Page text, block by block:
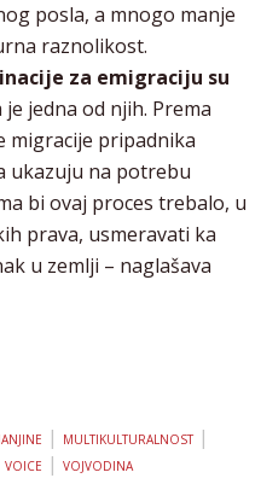
posla, a mnogo manje
raznolikost.
za emigraciju su
jedna od njih. Prema
migracije pripadnika
ukazuju na potrebu
bi ovaj proces trebalo, u
prava, usmeravati ka
u zemlji – naglašava
| MULTIKULTURALNOST|
VOICE | VOJVODINA